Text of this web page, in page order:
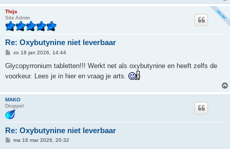
Thijs
Site Admin
Re: Oxybutynine niet leverbaar
B
r
i
c
zo 18 jan 2026, 14:44
Glycopyrronium tabletten!!! Werkt net als oxybutynine en heeft zelfs de
voorkeur. Lees je in hier en vraag je arts.
MAKO
Druppel
Re: Oxybutynine niet leverbaar
Bma 16 mar 2026, 20:32